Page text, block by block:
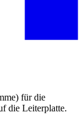
für die
die Leiterplatte.